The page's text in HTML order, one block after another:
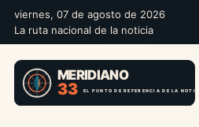
viernes, 07 de agosto de 2026
La ruta nacional de la noticia